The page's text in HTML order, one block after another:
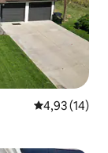
Prosječna
4,93 (14)